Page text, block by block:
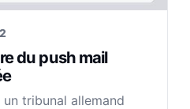
2
du push mail
tribunal allemand